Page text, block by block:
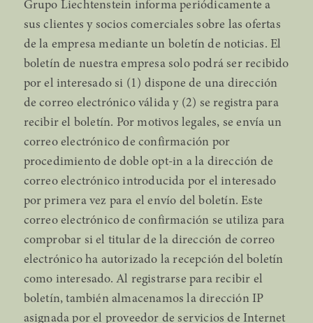
Grupo Liechtenstein informa periódicamente a
sus clientes y socios comerciales sobre las ofertas
de la empresa mediante un boletín de noticias. El
boletín de nuestra empresa solo podrá ser recibido
por el interesado si (1) dispone de una dirección
de correo electrónico válida y (2) se registra para
recibir el boletín. Por motivos legales, se envía un
correo electrónico de confirmación por
procedimiento de doble opt-in a la dirección de
correo electrónico introducida por el interesado
por primera vez para el envío del boletín. Este
correo electrónico de confirmación se utiliza para
comprobar si el titular de la dirección de correo
electrónico ha autorizado la recepción del boletín
como interesado. Al registrarse para recibir el
boletín, también almacenamos la dirección IP
asignada por el proveedor de servicios de Internet